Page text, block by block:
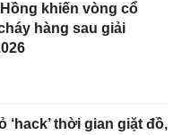
khiến vòng cổ
hàng sau giải
‘hack’ thời gian giặt đồ,